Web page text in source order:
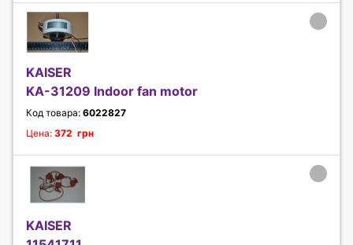
KAISER
KA-31209 Indoor fan motor
Код товара: 6022827
Цена: 372 грн
KAISER